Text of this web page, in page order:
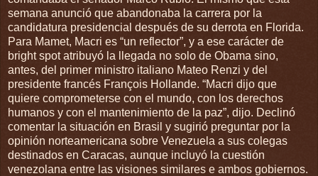
semana anunció que abandonaba la carrera por la
candidatura presidencial después de su derrota en Florida.
Para Mamet, Macri es “un reflector”, y a ese carácter de
bright spot atribuyó la llegada no solo de Obama sino,
antes, del primer ministro italiano Mateo Renzi y del
presidente francés François Hollande. “Macri dijo que
quiere comprometerse con el mundo, con los derechos
humanos y con el mantenimiento de la paz”, dijo. Declinó
comentar la situación en Brasil y sugirió preguntar por la
opinión norteamericana sobre Venezuela a sus colegas
destinados en Caracas, aunque incluyó la cuestión
venezolana entre las visiones similares e ambos gobiernos.